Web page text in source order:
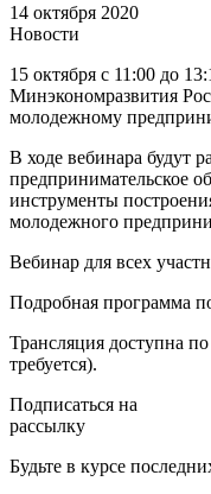
14 октября 2020
Новости
15 октября с 11:00 до
Минэкономразвития
молодежному
В ходе вебинара будут
предпринимательское
инструменты
молодежного
Вебинар для всех
Подробная программа
Трансляция доступна по
требуется).
Подписаться на
рассылку
Будьте в курсе